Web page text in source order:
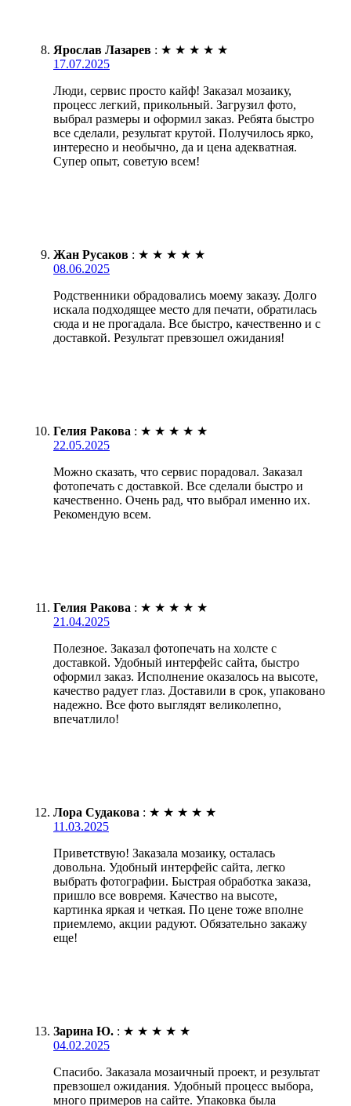
Ярослав Лазарев : ★ ★ ★ ★ ★
17.07.2025
Люди, сервис просто кайф! Заказал мозаику,
процесс легкий, прикольный. Загрузил фото,
выбрал размеры и оформил заказ. Ребята быстро
все сделали, результат крутой. Получилось ярко,
интересно и необычно, да и цена адекватная.
Супер опыт, советую всем!
Жан Русаков : ★ ★ ★ ★ ★
08.06.2025
Родственники обрадовались моему заказу. Долго
искала подходящее место для печати, обратилась
сюда и не прогадала. Все быстро, качественно и с
доставкой. Результат превзошел ожидания!
Гелия Ракова : ★ ★ ★ ★ ★
22.05.2025
Можно сказать, что сервис порадовал. Заказал
фотопечать с доставкой. Все сделали быстро и
качественно. Очень рад, что выбрал именно их.
Рекомендую всем.
Гелия Ракова : ★ ★ ★ ★ ★
21.04.2025
Полезное. Заказал фотопечать на холсте с
доставкой. Удобный интерфейс сайта, быстро
оформил заказ. Исполнение оказалось на высоте,
качество радует глаз. Доставили в срок, упаковано
надежно. Все фото выглядят великолепно,
впечатлило!
Лора Судакова : ★ ★ ★ ★ ★
11.03.2025
Приветствую! Заказала мозаику, осталась
довольна. Удобный интерфейс сайта, легко
выбрать фотографии. Быстрая обработка заказа,
пришло все вовремя. Качество на высоте,
картинка яркая и четкая. По цене тоже вполне
приемлемо, акции радуют. Обязательно закажу
еще!
Зарина Ю. : ★ ★ ★ ★ ★
04.02.2025
Спасибо. Заказала мозаичный проект, и результат
превзошел ожидания. Удобный процесс выбора,
много примеров на сайте. Упаковка была